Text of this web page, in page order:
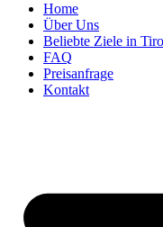
Home
Über Uns
Beliebte Ziele in
FAQ
Preisanfrage
Kontakt